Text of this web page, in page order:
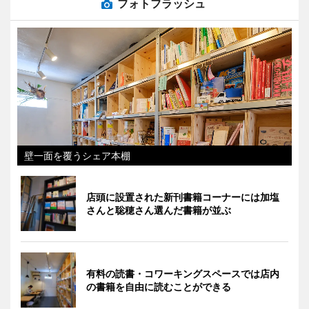
フォトフラッシュ
壁一面を覆うシェア本棚
店頭に設置された新刊書籍コーナーには加塩
さんと聡穂さん選んだ書籍が並ぶ
有料の読書・コワーキングスペースでは店内
の書籍を自由に読むことができる